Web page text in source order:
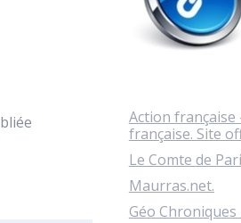
Action française
française. Site
Le Comte de
Maurras.net.
Géo